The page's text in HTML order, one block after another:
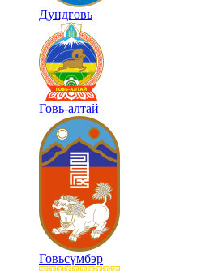
Дундговь
Говь-алтай
Говьсүмбэр